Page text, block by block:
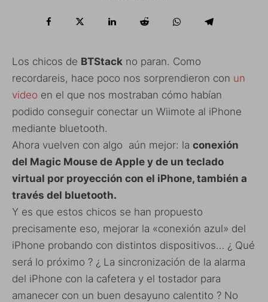
Los chicos de BTStack no paran. Como
recordareis, hace poco nos sorprendieron con un
video en el que nos mostraban cómo habían
podido conseguir conectar un Wiimote al iPhone
mediante bluetooth.
Ahora vuelven con algo aún mejor: la conexión
del Magic Mouse de Apple y de un teclado
virtual por proyección con el iPhone, también a
través del bluetooth.
Y es que estos chicos se han propuesto
precisamente eso, mejorar la «conexión azul» del
iPhone probando con distintos dispositivos… ¿ Qué
será lo próximo ? ¿ La sincronización de la alarma
del iPhone con la cafetera y el tostador para
amanecer con un buen desayuno calentito ? No